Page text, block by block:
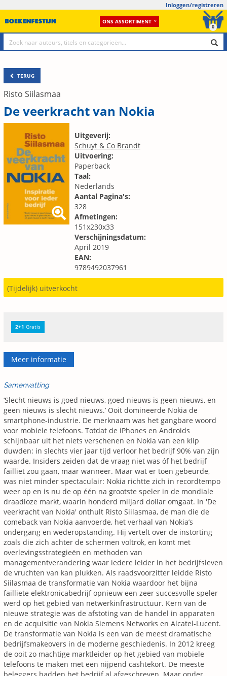
Inloggen/registreren
ONS ASSORTIMENT
0
TERUG
Risto Siilasmaa
De veerkracht van Nokia
Uitgeverij:
Schuyt & Co Brandt
Uitvoering:
Paperback
Taal:
Nederlands
Aantal Pagina's:
328
Afmetingen:
151x230x33
Verschijningsdatum:
April 2019
EAN:
9789492037961
(Tijdelijk) uitverkocht
2+1 Gratis
Meer informatie
Samenvatting
‘Slecht nieuws is goed nieuws, goed nieuws is geen nieuws, en
geen nieuws is slecht nieuws.’ Ooit domineerde Nokia de
smartphone-industrie. De merknaam was het gangbare woord
voor mobiele telefoons. Totdat de iPhones en Androids
schijnbaar uit het niets verschenen en Nokia van een klip
duwden: in slechts vier jaar tijd verloor het bedrijf 90% van zijn
waarde. Insiders zeiden dat de vraag niet was óf het bedrijf
failliet zou gaan, maar wanneer. Maar wat er toen gebeurde,
was niet minder spectaculair: Nokia richtte zich in recordtempo
weer op en is nu de op één na grootste speler in de mondiale
draadloze markt, waarin honderd miljard dollar omgaat. In 'De
veerkracht van Nokia' onthult Risto Siilasmaa, de man die de
comeback van Nokia aanvoerde, het verhaal van Nokia’s
ondergang en wederopstanding. Hij vertelt over de instorting
zoals die zich achter de schermen voltrok, en komt met
overlevingsstrategieën en methoden van
managementverandering waar iedere leider in het bedrijfsleven
de vruchten van kan plukken. Als raadsvoorzitter leidde Risto
Siilasmaa de transformatie van Nokia waardoor het bijna
failliete elektronicabedrijf opnieuw een zeer succesvolle speler
werd op het gebied van netwerkinfrastructuur. Kern van de
nieuwe strategie was de afstoting van de handel in apparaten
en de acquisitie van Nokia Siemens Networks en Alcatel-Lucent.
De transformatie van Nokia is een van de meest dramatische
bedrijfsmakeovers in de moderne geschiedenis. In 2012 kreeg
de ooit zo machtige marktleider op het gebied van mobiele
telefoons te maken met een nijpend cashtekort. De meeste